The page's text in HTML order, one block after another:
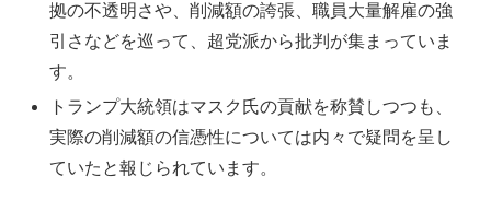
拠の不透明さや、削減額の誇張、職員大量解雇の強
引さなどを巡って、超党派から批判が集まっていま
す。
トランプ大統領はマスク氏の貢献を称賛しつつも、
実際の削減額の信憑性については内々で疑問を呈し
ていたと報じられています。